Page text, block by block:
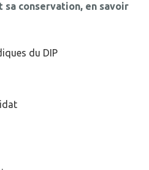
sa conservation, en savoir
du DIP